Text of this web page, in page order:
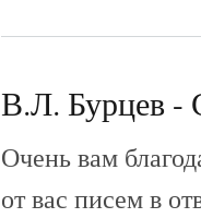
В.Л. Бурцев -
Очень вам
от вас писем в